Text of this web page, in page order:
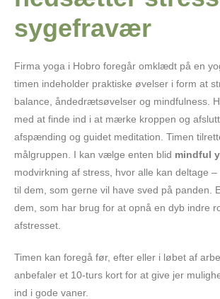
sygefravær
Firma yoga i Hobro foregår omklædt på en
timen indeholder praktiske øvelser i form at
balance, åndedrætsøvelser og mindfulness.
med at finde ind i at mærke kroppen og
afspænding og guidet meditation. Timen
målgruppen. I kan vælge enten blid mindful
modvirkning af stress, hvor alle kan deltage –
til dem, som gerne vil have sved på panden.
dem, som har brug for at opnå en dyb indre
afstresset.
Timen kan foregå før, efter eller i løbet af
anbefaler et 10-turs kort for at give jer
ind i gode vaner.